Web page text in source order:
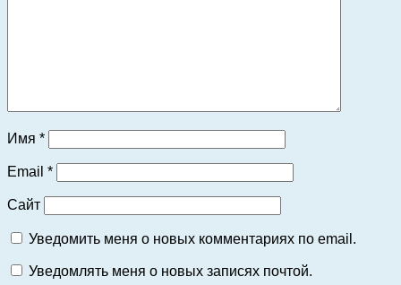
Имя *
Email *
Сайт
Уведомить меня о новых комментариях по email.
Уведомлять меня о новых записях почтой.